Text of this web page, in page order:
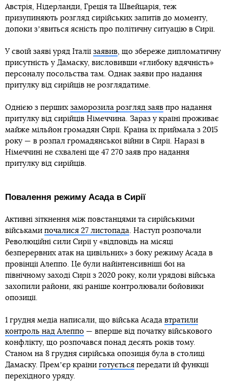
Австрія, Нідерланди, Греція та Швейцарія, теж
призупиняють розгляд сирійських запитів до моменту,
допоки зʼявиться ясність про політичну ситуацію в Сирії.
У своїй заяві уряд Італії заявив, що збереже дипломатичну
присутність у Дамаску, висловивши «глибоку вдячність»
персоналу посольства там. Однак заяви про надання
притулку від сирійців не розглядатиме.
Однією з перших заморозила розгляд заяв про надання
притулку від сирійців Німеччина. Зараз у країні проживає
майже мільйон громадян Сирії. Країна їх приймала з 2015
року — в розпал громадянської війни в Сирії. Наразі в
Німеччині не схвалені ще 47 270 заяв про надання
притулку від сирійців.
Повалення режиму Асада в Сирії
Активні зіткнення між повстанцями та сирійськими
військами почалися 27 листопада. Наступ розпочали
Революційні сили Сирії у «відповідь на місяці
безперервних атак на цивільних» з боку режиму Асада в
провінції Алеппо. Це були найінтенсивніші бої на
північному заході Сирії з 2020 року, коли урядові війська
захопили райони, які раніше контролювали бойовики
опозиції.
1 грудня медіа написали, що війська Асада втратили
контроль над Алеппо — вперше від початку військового
конфлікту, що розпочався понад десять років тому.
Станом на 8 грудня сирійська опозиція була в столиці
Дамаску. Премʼєр країни готується передати їй функції
перехідного уряду.